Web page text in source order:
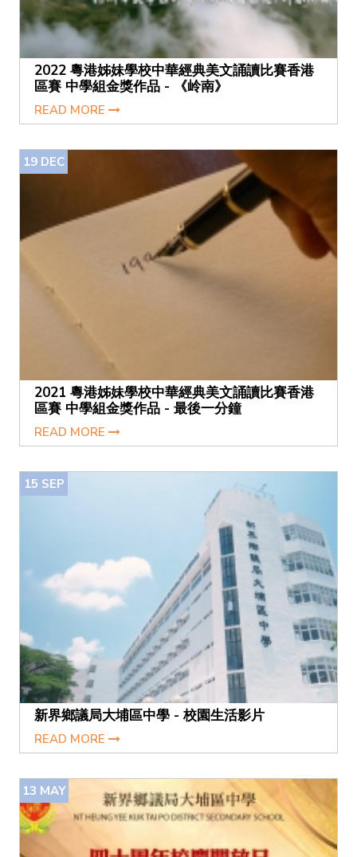
2022 粵港姊妹學校中華經典美文誦讀比賽香港
區賽 中學組金獎作品 - 《岭南》
READ MORE
19 DEC
2021 粵港姊妹學校中華經典美文誦讀比賽香港
區賽 中學組金獎作品 - 最後一分鐘
READ MORE
15 SEP
新界鄉議局大埔區中學 - 校園生活影片
READ MORE
13 MAY